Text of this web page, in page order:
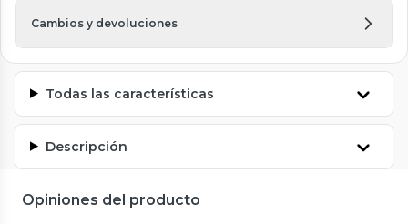
Cambios y devoluciones
Todas las características
Descripción
Opiniones del producto